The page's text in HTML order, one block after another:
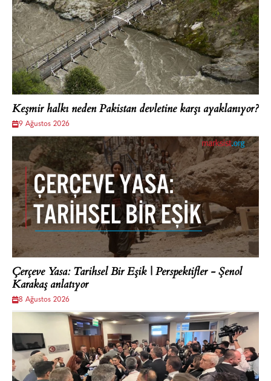
Keşmir halkı neden Pakistan devletine karşı ayaklanıyor?
9 Ağustos 2026
Çerçeve Yasa: Tarihsel Bir Eşik | Perspektifler - Şenol
Karakaş anlatıyor
8 Ağustos 2026